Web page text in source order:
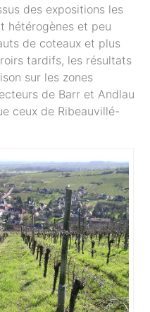
des expositions les
hétérogènes et peu
de coteaux et plus
tardifs, les résultats
sur les zones
de Barr et Andlau
ceux de Ribeauvillé-